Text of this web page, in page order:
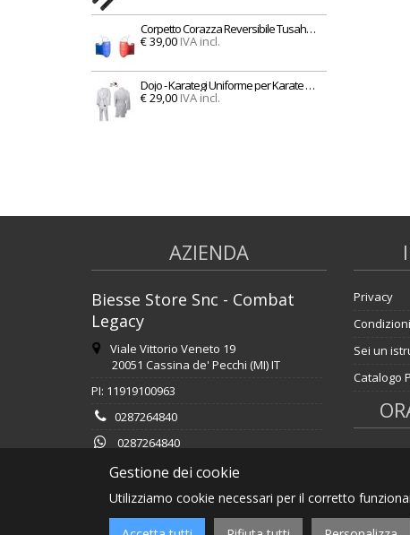
Corpetto Corazza Reversibile Tusah per Taekwondo Omologato WT WTF per competizioni e allenamenti
€ 39,00 IVA incl.
Dojo - Karategi Uniforme per Karate Training per allenamento bambini e adulti per Karate
€ 29,00 IVA incl.
AZIENDA
Biesse Store Snc - Combat
Legacy
Viale Vittorio Veneto 19
20051 Cassina de' Pecchi (MI) IT
PI: 11919100963
0287264840
0287264840
biessestoresnc@pec.it
info@combatlegacy.it
www.combatlegacy.it
Privacy
Sei un
Catalogo
Gestione dei cookie
Utilizziamo cookie necessari per il corretto